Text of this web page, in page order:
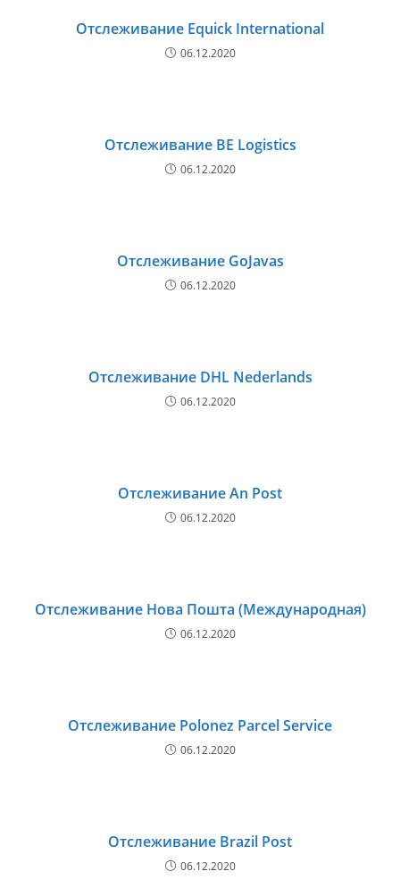
Отслеживание Equick International
06.12.2020
Отслеживание BE Logistics
06.12.2020
Отслеживание GoJavas
06.12.2020
Отслеживание DHL Nederlands
06.12.2020
Отслеживание An Post
06.12.2020
Отслеживание Нова Пошта (Международная)
06.12.2020
Отслеживание Polonez Parcel Service
06.12.2020
Отслеживание Brazil Post
06.12.2020